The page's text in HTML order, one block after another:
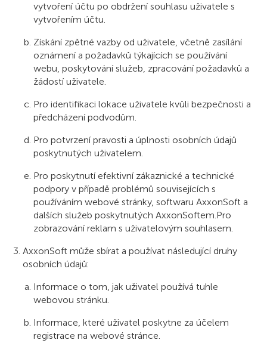
vytvoření účtu po obdržení souhlasu uživatele s
vytvořením účtu.
Získání zpětné vazby od uživatele, včetně zasílání
oznámení a požadavků týkajících se používání
webu, poskytování služeb, zpracování požadavků a
žádostí uživatele.
Pro identifikaci lokace uživatele kvůli bezpečnosti a
předcházení podvodům.
Pro potvrzení pravosti a úplnosti osobních údajů
poskytnutých uživatelem.
Pro poskytnutí efektivní zákaznické a technické
podpory v případě problémů souvisejících s
používáním webové stránky, softwaru AxxonSoft a
dalších služeb poskytnutých AxxonSoftem.Pro
zobrazování reklam s uživatelovým souhlasem.
AxxonSoft může sbírat a používat následující druhy
osobních údajů:
Informace o tom, jak uživatel používá tuhle
webovou stránku.
Informace, které uživatel poskytne za účelem
registrace na webové stránce.